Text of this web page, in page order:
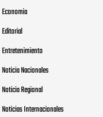
Economia
Editorial
Entretenimiento
Noticia Nacionales
Noticia Regional
Noticias Internacionales